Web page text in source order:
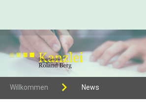
Willkommen News